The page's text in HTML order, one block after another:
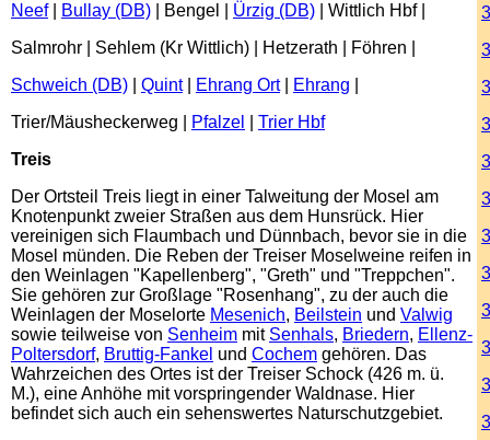
Neef| Bullay (DB) | Bengel | Ürzig (DB) | Wittlich Hbf |
Salmrohr | Sehlem (Kr Wittlich) | Hetzerath | Föhren |
Schweich (DB)
Quint| Ehrang Ort| Ehrang
Trier/Mäusheckerweg |
Pfalzel
Trier Hbf
Treis
Der Ortsteil Treis liegt in einer Talweitung der Mosel am
Knotenpunkt zweier Straßen aus dem Hunsrück. Hier
vereinigen sich Flaumbach und Dünnbach, bevor sie in die
Mosel münden. Die Reben der Treiser Moselweine reifen in
den Weinlagen "Kapellenberg", "Greth" und "Treppchen".
Sie gehören zur Großlage "Rosenhang", zu der auch die
Weinlagen der Moselorte Mesenich, Beilstein und Valwig
sowie teilweise von Senheim mit Senhals, Briedern, Ellenz-
Poltersdorf, Bruttig-Fankel und Cochem gehören. Das
Wahrzeichen des Ortes ist der Treiser Schock (426 m. ü.
M.), eine Anhöhe mit vorspringender Waldnase. Hier
befindet sich auch ein sehenswertes Naturschutzgebiet.